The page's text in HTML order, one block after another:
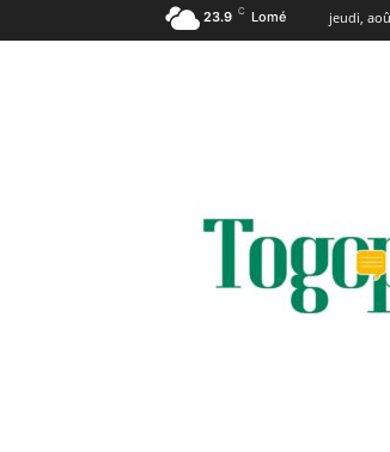
23.9 C Lomé jeudi,